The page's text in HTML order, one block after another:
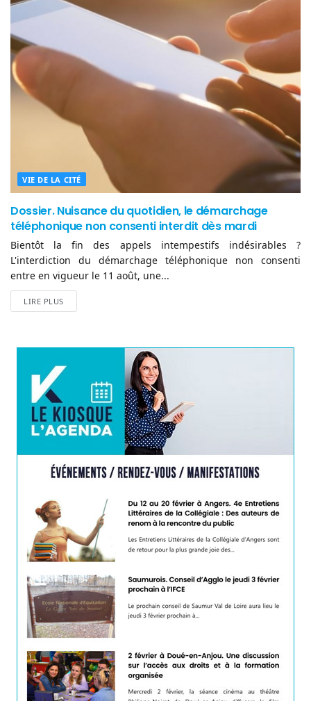
VIE DE LA CITÉ
Dossier. Nuisance du quotidien, le démarchage
téléphonique non consenti interdit dès mardi
Bientôt la fin des appels intempestifs indésirables ?
L'interdiction du démarchage téléphonique non consenti
entre en vigueur le 11 août, une...
LIRE PLUS